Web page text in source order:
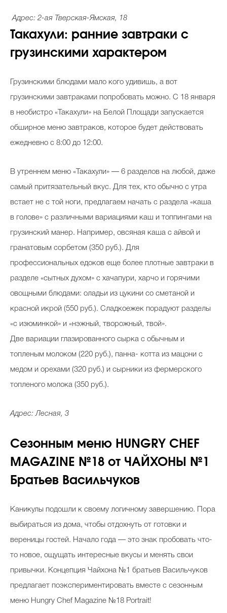
Адрес: 2-ая Тверская-Ямская, 18
Такахули: ранние завтраки с
грузинскими характером
Грузинскими блюдами мало кого удивишь, а вот
грузинскими завтраками попробовать можно. С 18 января
в необистро «Такахули» на Белой Площади запускается
обширное меню завтраков, которое будет действовать
ежедневно с 8:00 до 12:00.
В утреннем меню «Такахули» — 6 разделов на любой, даже
самый притязательный вкус. Для тех, кто обычно с утра
встает не с той ноги, предлагаем начать с раздела «каша
в голове» с различными вариациями каш и топпингами на
грузинский манер. Например, овсяная каша с айвой и
гранатовым сорбетом (350 руб.). Для
профессиональных едоков еще более плотные завтраки в
разделе «сытных духом» с хачапури, харчо и горячими
овощными блюдами: оладьи из цукини со сметаной и
красной икрой (550 руб.). Сладкоежек порадуют разделы
«с изюминкой» и «нэжный, творожный, твой».
Две вариации глазированного сырка с обычным и
топленым молоком (220 руб.), панна- котта из мацони с
медом и орехами (320 руб.) и сырники из фермерского
топленого молока (350 руб.).
Адрес: Лесная, 3
Сезонным меню HUNGRY CHEF
MAGAZINE №18 от ЧАЙХОНЫ №1
Братьев Васильчуков
Каникулы подошли к своему логичному завершению. Пора
выбираться из дома, чтобы отдохнуть от готовки и
вереницы гостей. Начало года — это знак пробовать что-
то новое, ощущать интересные вкусы и менять свои
привычки. Концепция Чайхона №1 братьев Васильчуков
предлагает поэкспериментировать вместе с сезонным
меню Hungry Chef Magazine №18 Portrait!